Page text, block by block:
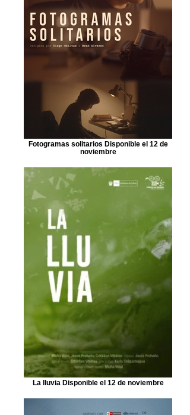
Fotogramas solitarios Disponible el 12 de
noviembre
La lluvia Disponible el 12 de noviembre